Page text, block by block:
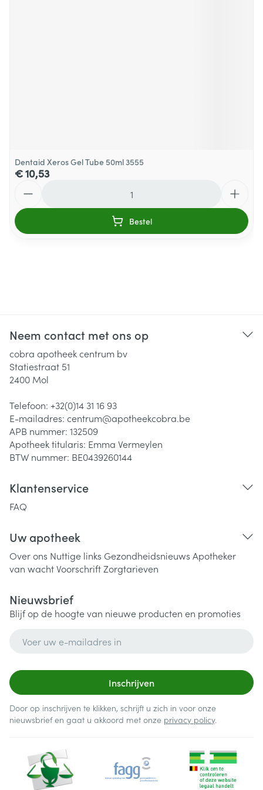
Dentaid Xeros Gel Tube 50ml 3555
€ 10,53
Bestel
Neem contact met ons op
cobra apotheek centrum bv
Statiestraat 51
2400 Mol
Telefoon: +32(0)14 31 16 93
E-mailadres: centrum@apotheekcobra.be
APB nummer: 132509
Apotheek titularis: Emma Vermeylen
BTW nummer: BE0439260144
Klantenservice
FAQ
Uw apotheek
Over ons Nuttige links Gezondheidsnieuws Apotheker
van wachtVoorschriftZorgtarieven
Nieuwsbrief
Blijf op de hoogte van nieuwe producten en promoties
Inschrijven
Door op inschrijven te klikken, schrijft u zich in voor onze
nieuwsbrief en gaat u akkoord met onze privacy policy.